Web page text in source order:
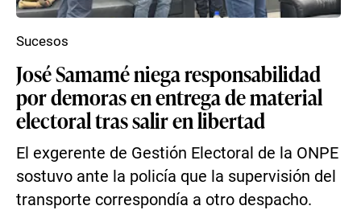
José Samamé niega responsabilidad
por demoras en entrega de material
electoral tras salir en libertad
El exgerente de Gestión Electoral de la ONPE
sostuvo ante la policía que la supervisión del
transporte correspondía a otro despacho.
Sucesos